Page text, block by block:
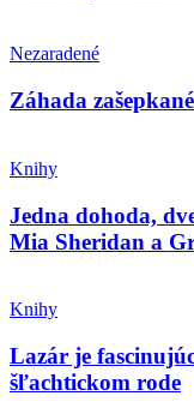
Nezaradené
Záhada
Knihy
Jedna dohoda,
Mia Sheridan a
Knihy
Lazár je
šľachtickom rode